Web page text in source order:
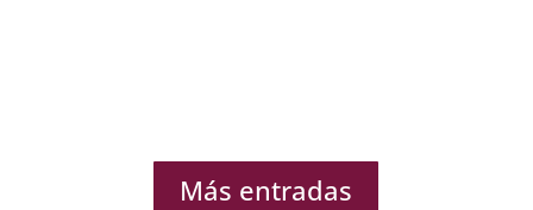
Más entradas